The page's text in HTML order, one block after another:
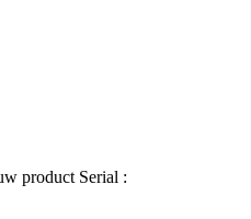
product Serial :